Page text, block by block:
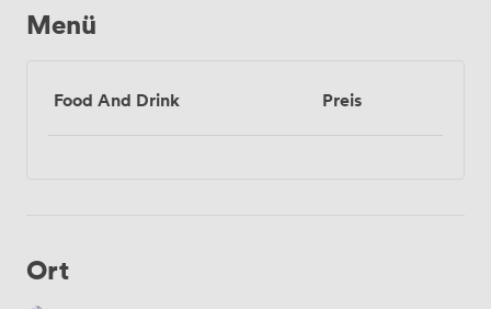
Menü
Food And Drink Preis
Ort